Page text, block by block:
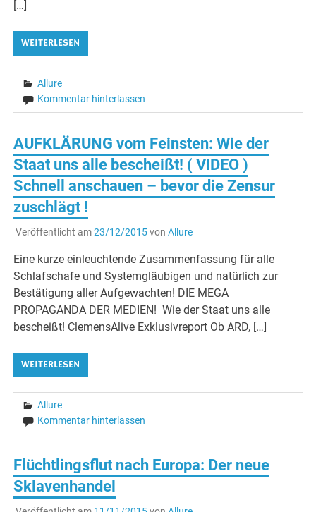
[…]
WEITERLESEN
Allure
Kommentar hinterlassen
AUFKLÄRUNG vom Feinsten: Wie der
Staat uns alle bescheißt! ( VIDEO )
Schnell anschauen – bevor die Zensur
zuschlägt !
Veröffentlicht am23/12/2015von Allure
Eine kurze einleuchtende Zusammenfassung für alle
Schlafschafe und Systemgläubigen und natürlich zur
Bestätigung aller Aufgewachten! DIE MEGA
PROPAGANDA DER MEDIEN! Wie der Staat uns alle
bescheißt! ClemensAlive Exklusivreport Ob ARD, […]
WEITERLESEN
Allure
Kommentar hinterlassen
Flüchtlingsflut nach Europa: Der neue
Sklavenhandel